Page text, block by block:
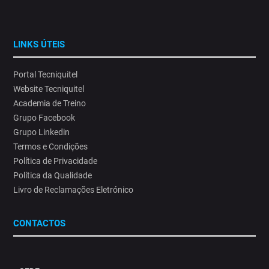
LINKS ÚTEIS
Portal Tecniquitel
Website Tecniquitel
Academia de Treino
Grupo Facebook
Grupo Linkedin
Termos e Condições
Política de Privacidade
Política da Qualidade
Livro de Reclamações Eletrónico
CONTACTOS